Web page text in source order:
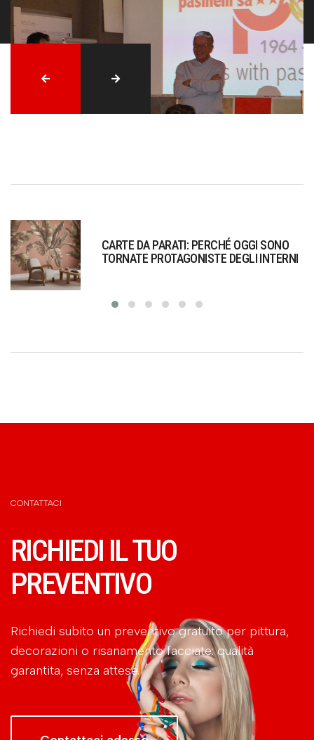
CARTE DA PARATI: PERCHÉ OGGI SONO
TORNATE PROTAGONISTE DEGLI INTERNI
CONTATTACI
RICHIEDI IL TUO
PREVENTIVO
Richiedi subito un preventivo gratuito per pittura,
decorazioni o risanamento facciate: qualità
garantita, senza attese.